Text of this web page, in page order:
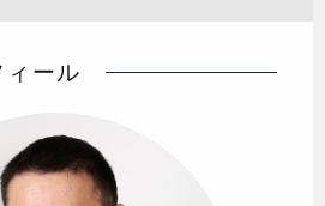
ィール